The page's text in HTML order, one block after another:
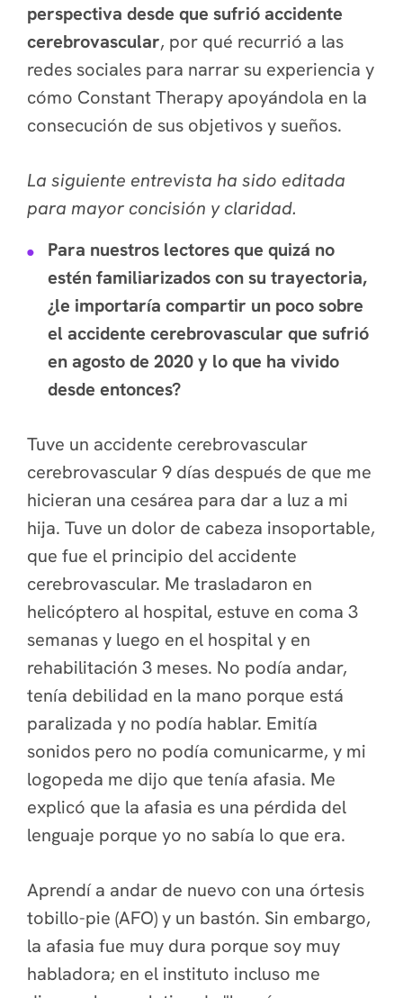
perspectiva desde que sufrió accidente
cerebrovascular, por qué recurrió a las
redes sociales para narrar su experiencia y
cómo Constant Therapy apoyándola en la
consecución de sus objetivos y sueños.
La siguiente entrevista ha sido editada
para mayor concisión y claridad.
Para nuestros lectores que quizá no
estén familiarizados con su trayectoria,
¿le importaría compartir un poco sobre
el accidente cerebrovascular que sufrió
en agosto de 2020 y lo que ha vivido
desde entonces?
Tuve un accidente cerebrovascular
cerebrovascular 9 días después de que me
hicieran una cesárea para dar a luz a mi
hija. Tuve un dolor de cabeza insoportable,
que fue el principio del accidente
cerebrovascular. Me trasladaron en
helicóptero al hospital, estuve en coma 3
semanas y luego en el hospital y en
rehabilitación 3 meses. No podía andar,
tenía debilidad en la mano porque está
paralizada y no podía hablar. Emitía
sonidos pero no podía comunicarme, y mi
logopeda me dijo que tenía afasia. Me
explicó que la afasia es una pérdida del
lenguaje porque yo no sabía lo que era.
Aprendí a andar de nuevo con una órtesis
tobillo-pie (AFO) y un bastón. Sin embargo,
la afasia fue muy dura porque soy muy
habladora; en el instituto incluso me